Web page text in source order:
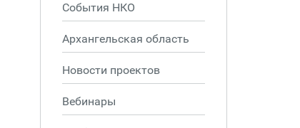
События НКО
Архангельская область
Новости проектов
Вебинары